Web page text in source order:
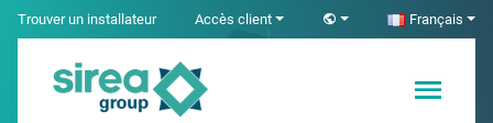
SkipTrouver un installateur Accès client Français
Solutions en